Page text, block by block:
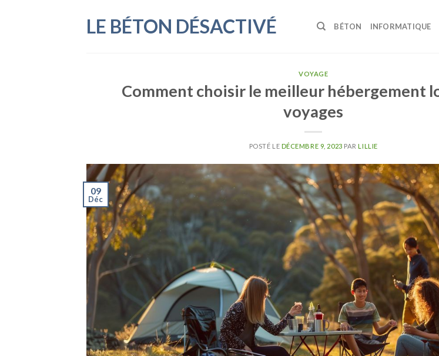
LE BÉTON DÉSACTIVÉ BÉTON INFORMATIQUE
VOYAGE
Comment choisir le meilleur hébergement
voyages
POSTÉ LE DÉCEMBRE 9, 2023 PARLILLIE
09
Déc